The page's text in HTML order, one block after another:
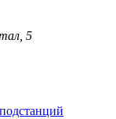
5